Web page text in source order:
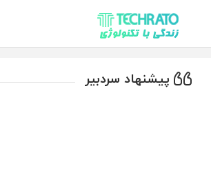
تکراتو – زندگی با تکنولوژی
پیشنهاد سردبیر